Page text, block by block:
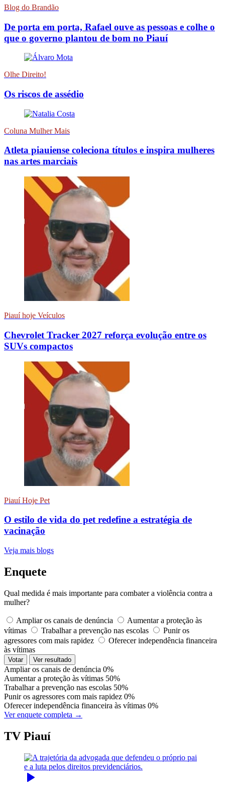
Blog do Brandão
De porta em porta, Rafael ouve as pessoas e colhe o
que o governo plantou de bom no Piauí
Olhe Direito!
Os riscos de assédio
Coluna Mulher Mais
Atleta piauiense coleciona títulos e inspira mulheres
nas artes marciais
Piauí hoje Veículos
Chevrolet Tracker 2027 reforça evolução entre os
SUVs compactos
Piauí Hoje Pet
O estilo de vida do pet redefine a estratégia de
vacinação
Veja mais blogs
Enquete
Qual medida é mais importante para combater a violência contra a
mulher?
Ampliar os canais de denúncia
Aumentar a proteção às
vítimas
Trabalhar a prevenção nas escolas
Punir os
agressores com mais rapidez
Oferecer independência financeira
às vítimas
Votar Ver resultado
Ampliar os canais de denúncia 0%
Aumentar a proteção às vítimas 50%
Trabalhar a prevenção nas escolas 50%
Punir os agressores com mais rapidez 0%
Oferecer independência financeira às vítimas 0%
Ver enquete completa →
TV Piauí